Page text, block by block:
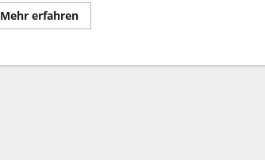
Mehr erfahrenMehr
Informationen
Forget: